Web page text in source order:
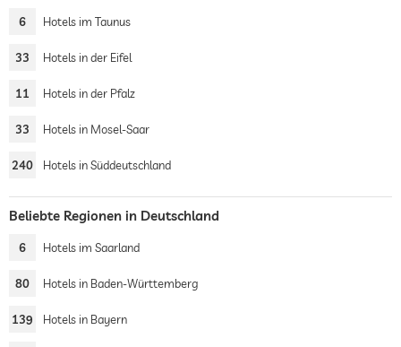
6 Hotels im Taunus
33 Hotels in der Eifel
11 Hotels in der Pfalz
33 Hotels in Mosel-Saar
240 Hotels in Süddeutschland
Beliebte Regionen in Deutschland
6 Hotels im Saarland
80 Hotels in Baden-Württemberg
139 Hotels in Bayern